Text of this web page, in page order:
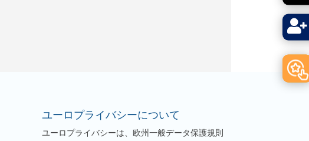

ユーロプライバシーについて
ユーロプライバシーは、欧州一般データ保護規則